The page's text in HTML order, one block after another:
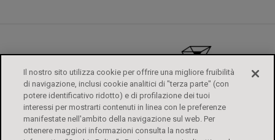
Il nostro sito utilizza cookie per offrire una migliore fruibilità
di navigazione, inclusi cookie analitici di "terza parte" (con
potere identificativo ridotto) e di profilazione dei tuoi
interessi per mostrarti contenuti in linea con le preferenze
manifestate nell'ambito della navigazione sul web. Per
ottenere maggiori informazioni consulta la nostra